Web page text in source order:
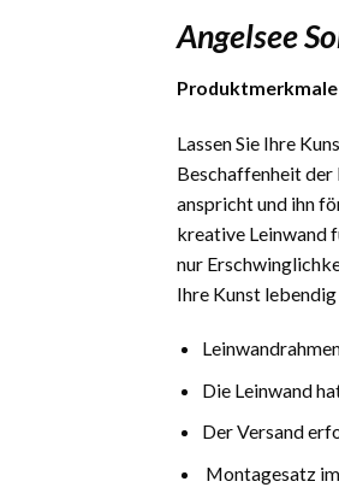
Angelsee
Produktmerkmale
Lassen Sie Ihre
Beschaffenheit der
anspricht und ihn
kreative Leinwand
nur
Ihre Kunst
Die Leinwand
Der Versand
Montagesatz